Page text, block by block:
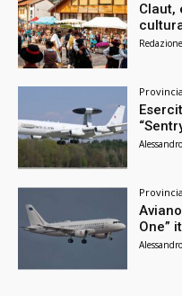
Claut,
Provincia
Provincia
One”